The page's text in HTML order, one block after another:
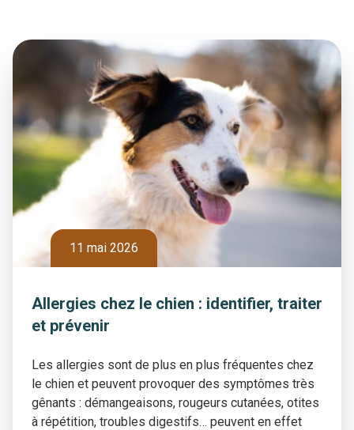
11 mai 2026
Allergies chez le chien : identifier, traiter
et prévenir
Les allergies sont de plus en plus fréquentes chez
le chien et peuvent provoquer des symptômes très
gênants : démangeaisons, rougeurs cutanées, otites
à répétition, troubles digestifs… peuvent en effet